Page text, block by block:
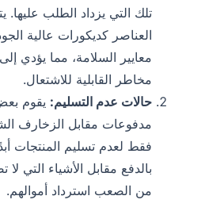
تلك التي يزداد الطلب عليها.
العناصر كديكورات عالية
معايير السلامة، مما يؤدي
مخاطر القابلية للاشتعال.
حالات عدم التسليم: يقوم
مدفوعات مقابل الزخارف
فقط لعدم تسليم المنتجات
بالدفع مقابل الأشياء التي لا
من الصعب استرداد أموالهم.